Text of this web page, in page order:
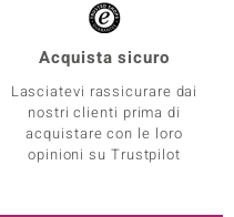
Acquista sicuro
Lasciatevi rassicurare dai
nostri clienti prima di
acquistare con le loro
opinioni su Trustpilot